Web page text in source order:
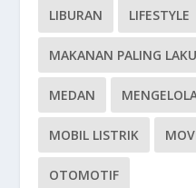
LIBURAN LIFESTYLE
MAKANAN PALING LAKU
MEDAN
MOBIL LISTRIK
OTOMOTIF